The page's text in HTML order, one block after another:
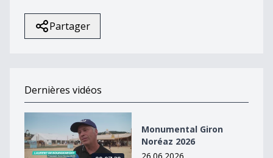
Partager
Dernières vidéos
Monumental Giron Noréaz 2026
Monumental Giron
Noréaz 2026